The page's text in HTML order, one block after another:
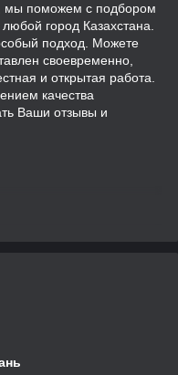
мы поможем с подбором
город Казахстана.
подход. Можете
своевременно,
и открытая работа.
качества
Ваши отзывы и